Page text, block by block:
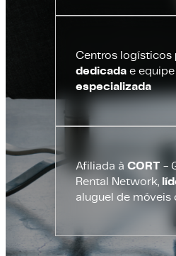
Centros logísticos
dedicadae
especializada
Afiliada à CORT -
Rental Network,
aluguel de